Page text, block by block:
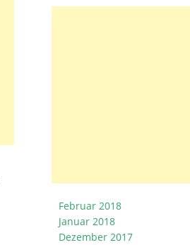
Februar 2018
Januar 2018
Dezember 2017